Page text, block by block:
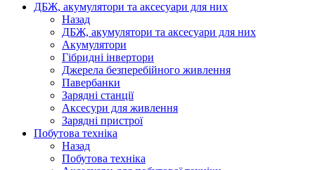
ДБЖ, акумулятори та аксесуари для них
Назад
ДБЖ, акумулятори та аксесуари для них
Акумулятори
Гібридні інвертори
Джерела безперебійного живлення
Павербанки
Зарядні станції
Аксесури для живлення
Зарядні пристрої
Побутова техніка
Назад
Побутова техніка